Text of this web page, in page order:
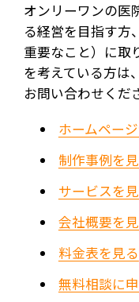
オンリーワンの医
る経営を目指す方
重要なこと）に取
を考えている方は
お問い合わせくだ
ホームペー
制作事例を
サービスを
会社概要を
料金表を見る
無料相談に